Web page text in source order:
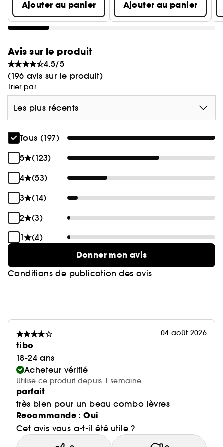
Ajouter au panier Ajouter au panier
Avis sur le produit
4.5/5
(196 avis sur le produit)
Trier par
Les plus récents
Tous (197)
5
(123)
4
(53)
3
(14)
2
(3)
1
(4)
Donner mon avis
Conditions de publication des avis
04 août 2026
tibo
18-24 ans
Acheteur vérifié
Utilise ce produit depuis 1 semaine
parfait
très bien pour un beau combo lèvres
Recommande : Oui
Cet avis vous a-t-il été utile ?